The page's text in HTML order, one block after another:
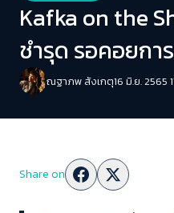
Kafka on the
ชำรุด รอคอยกา
ณฐาภพ สังเกตุ16 มิ.ย. 2565
Share on